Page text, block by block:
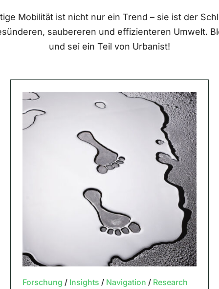
Mobilität ist nicht nur ein Trend – sie ist der
saubereren und effizienteren Umwelt.
und sei ein Teil von Urbanist!
Forschung / Insights / Navigation / Research